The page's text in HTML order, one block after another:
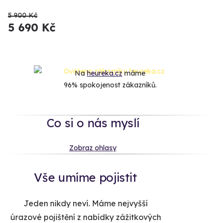
5 900 Kč
5 690 Kč
Naheureka.czmáme
96% spokojenost zákazníků.
Co si o nás myslí
Zobraz ohlasy
Vše umíme pojistit
Jeden nikdy neví. Máme nejvyšší
úrazové pojištění z nabídky zážitkových